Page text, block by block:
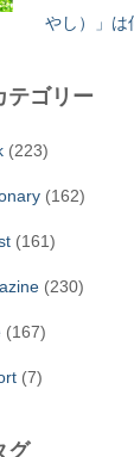
やし）」は
テゴリー
(223)
(162)
(161)
(230)
(167)
(7)
グ